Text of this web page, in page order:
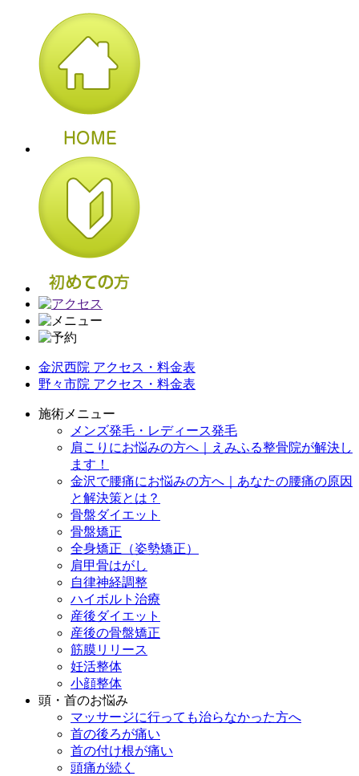
金沢西院 アクセス・料金表
野々市院 アクセス・料金表
施術メニュー
メンズ発毛・レディース発毛
肩こりにお悩みの方へ｜えみふる整骨院が解決し
ます！
金沢で腰痛にお悩みの方へ｜あなたの腰痛の原因
と解決策とは？
骨盤ダイエット
骨盤矯正
全身矯正（姿勢矯正）
肩甲骨はがし
自律神経調整
ハイボルト治療
産後ダイエット
産後の骨盤矯正
筋膜リリース
妊活整体
小顔整体
頭・首のお悩み
マッサージに行っても治らなかった方へ
首の後ろが痛い
首の付け根が痛い
頭痛が続く